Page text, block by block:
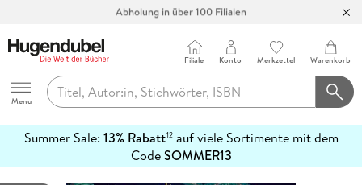
Abholung in über 100 Filialen
Hugendubel
Menu
Filiale Konto Merkzettel Warenkorb
Summer Sale: 13% Rabatt12auf viele Sortimente mit dem
CodeSOMMER13
erfahren